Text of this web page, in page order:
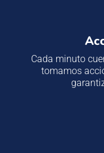
Cada minuto
tomamos